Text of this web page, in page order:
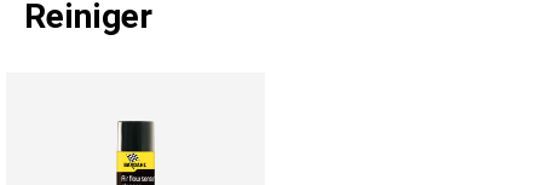
Reiniger